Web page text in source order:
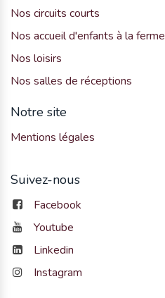
Nos circuits courts
Nos accueil d'enfants à la ferme
Nos loisirs
Nos salles de réceptions
Notre site
Mentions légales
Suivez-nous
Facebook
Youtube
Linkedin
Instagram